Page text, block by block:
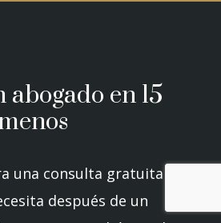
abogado en 15
una consulta gratuita
después de un